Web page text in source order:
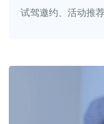
试驾邀约、活动推